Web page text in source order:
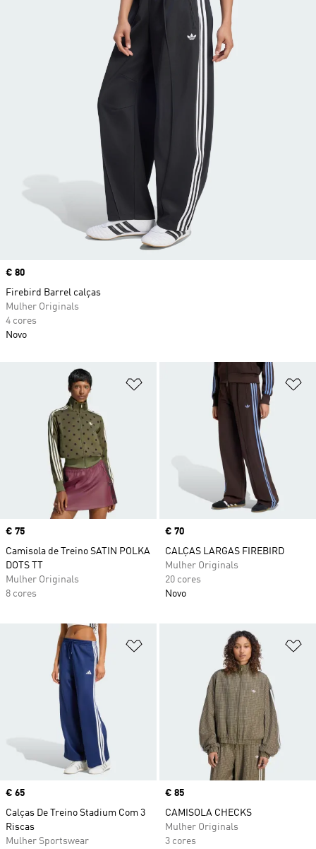
Adicionar à Lista de Desejos
Price
€ 75
Camisola de Treino SATIN POLKA
DOTS TT
Mulher Originals
8 cores
Price
€ 70
CALÇAS LARGAS FIREBIRD
Mulher Originals
20 cores
Novo
Adicionar à Lista de Desejos
Price
€ 65
Calças De Treino Stadium Com 3
Riscas
Mulher Sportswear
Price
€ 85
CAMISOLA CHECKS
Mulher Originals
3 cores
Price
€ 80
Firebird Barrel calças
Mulher Originals
4 cores
Novo